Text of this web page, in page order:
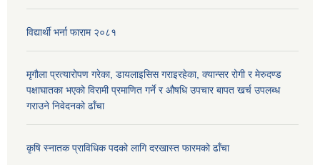
विद्यार्थी भर्ना फाराम २०८१
मृगौला प्रत्यारोपण गरेका, डायलाइसिस गराइरहेका, क्यान्सर रोगी र मेरुदण्ड
पक्षाघातका भएको विरामी प्रमाणित गर्ने र औषधि उपचार बापत खर्च उपलब्ध
गराउने निवेदनको ढाँचा
कृषि स्नातक प्राविधिक पदको लागि दरखास्त फारमको ढाँचा